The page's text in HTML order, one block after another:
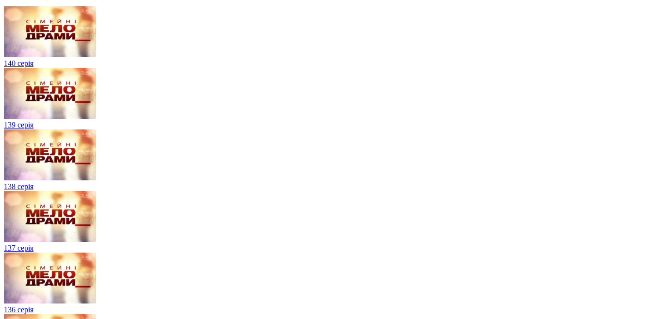
140 серія
139 серія
138 серія
137 серія
136 серія